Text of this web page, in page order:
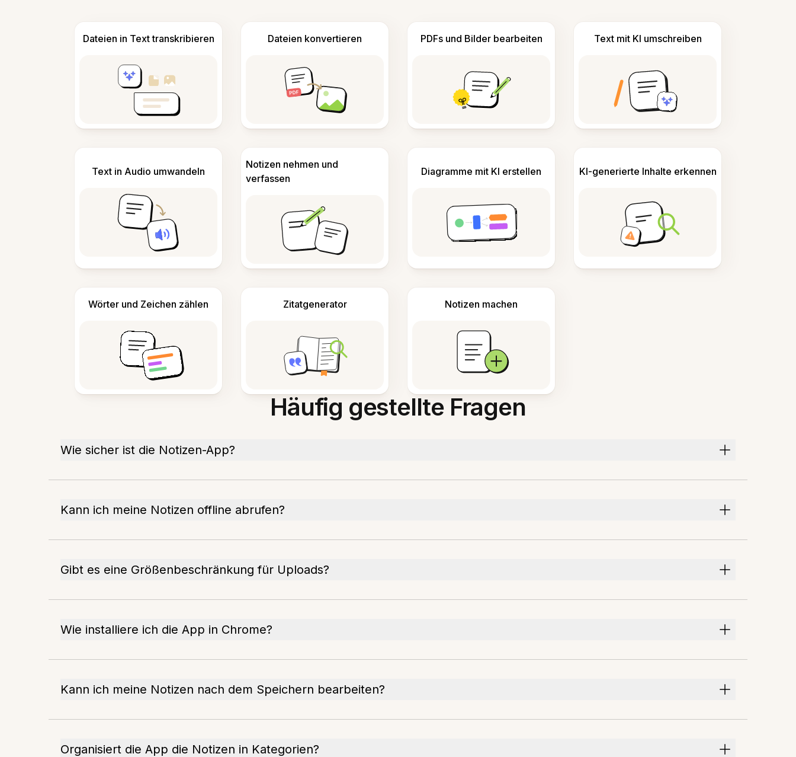
Dateien in Text transkribieren Dateien konvertieren PDFs und Bilder bearbeiten Text mit KI umschreiben
Text in Audio umwandeln
Notizen nehmen und
verfassen
Diagramme mit KI erstellen KI-generierte Inhalte erkennen
Wörter und Zeichen zählen Zitatgenerator Notizen machen
Häufig gestellte Fragen
Wie sicher ist die Notizen-App?
Kann ich meine Notizen offline abrufen?
Gibt es eine Größenbeschränkung für Uploads?
Wie installiere ich die App in Chrome?
Kann ich meine Notizen nach dem Speichern bearbeiten?
Organisiert die App die Notizen in Kategorien?